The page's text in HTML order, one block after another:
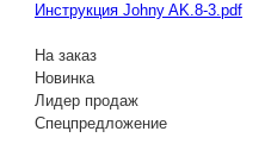
Инструкция Johny AK.8-3.pdf
На заказ
Новинка
Лидер продаж
Спецпредложение